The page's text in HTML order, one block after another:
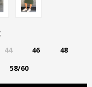
44 46
48
58/60